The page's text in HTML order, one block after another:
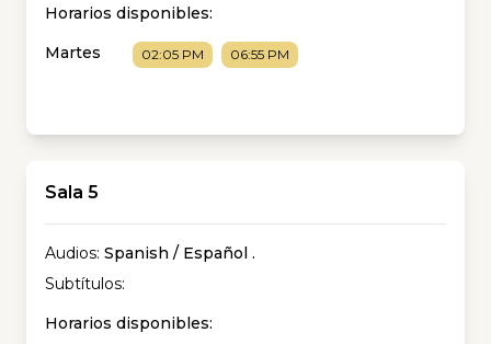
Horarios disponibles:
Martes
02:05 PM 06:55 PM
Sala 5
Audios: Spanish / Español .
Subtítulos:
Horarios disponibles: